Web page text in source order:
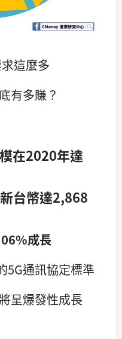
這麼多
有多賺？
在2020年達
台幣達2,868
成長
5G通訊協定標準
呈爆發性成長